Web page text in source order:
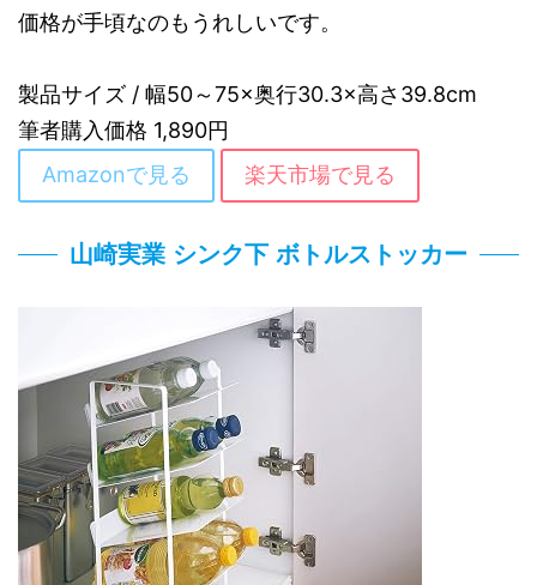
価格が手頃なのもうれしいです。
製品サイズ / 幅50～75×奥行30.3×高さ39.8cm
筆者購入価格 1,890円
Amazonで見る
楽天市場で見る
山崎実業 シンク下 ボトルストッカー